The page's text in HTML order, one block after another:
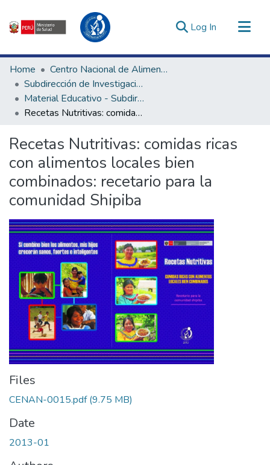
Log In (current)
Communities & Collections
All of DSpace
Statistics
Estadísticas Externas
Enlaces de interés ▾
Home
Centro Nacional de Alimentación, Nutrición y Vida Saludable
Subdirección de Investigación y Tecnologías en Alimentación y Vida Saludable
Material Educativo - Subdirección de Investigación y Tecnologías en Alimentación y Vida Saludable
Recetas Nutritivas: comidas ricas con alimentos locales bien combinados: recetario para la comunidad Shipiba
Recetas Nutritivas: comidas ricas
con alimentos locales bien
combinados: recetario para la
comunidad Shipiba
Files
CENAN-0015.pdf(9.75 MB)
Date
2013-01